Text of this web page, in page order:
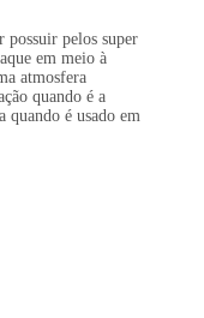
pelos super
em meio à
atmosfera
quando é a
quando é usado em